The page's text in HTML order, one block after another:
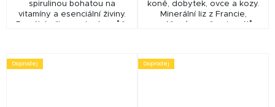
spirulinou bohatou na
vitamíny a esenciální živiny.
Pomáhá při nasvalení a může
koně, dobytek, ovce a kozy.
Minerální liz z Francie,
vyvážený poměr minerálů,
Doprodej Doprodej